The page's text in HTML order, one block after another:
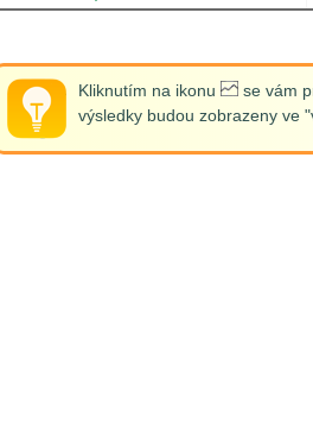
Kliknutím na ikonu
se vám
výsledky budou zobrazeny ve